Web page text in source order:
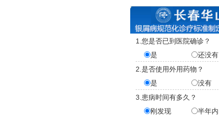
1.您是否已到医院确诊？
是
还没有
2.是否使用外用药物？
是
没有
3.患病时间有多久？
刚发现
半年内